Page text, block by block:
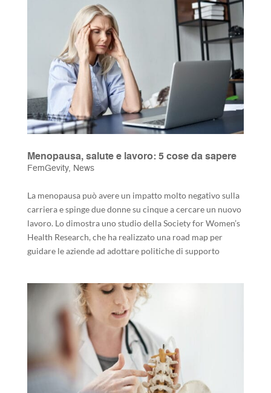
Menopausa, salute e lavoro: 5 cose da sapere
FemGevity, News
La menopausa può avere un impatto molto negativo sulla
carriera e spinge due donne su cinque a cercare un nuovo
lavoro. Lo dimostra uno studio della Society for Women’s
Health Research, che ha realizzato una road map per
guidare le aziende ad adottare politiche di supporto